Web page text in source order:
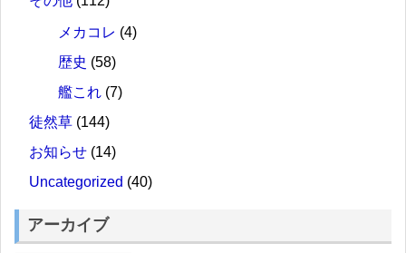
メカコレ (4)
歴史 (58)
艦これ (7)
徒然草 (144)
お知らせ (14)
Uncategorized (40)
アーカイブ